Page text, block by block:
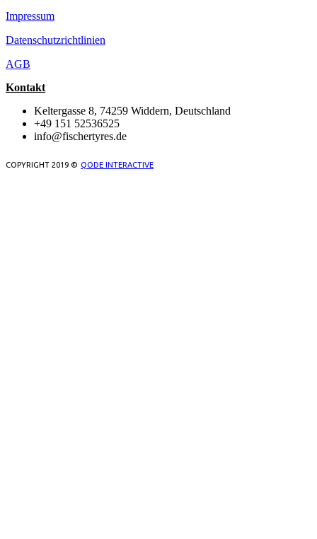
Impressum
Datenschutzrichtlinien
AGB
Kontakt
Keltergasse 8, 74259 Widdern, Deutschland
+49 151 52536525
info@fischertyres.de
COPYRIGHT 2019 © QODE INTERACTIVE